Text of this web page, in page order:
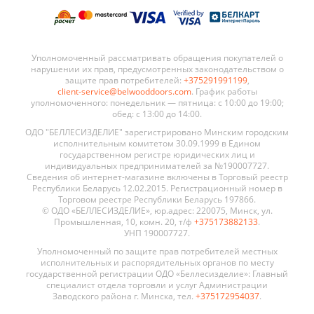
Уполномоченный рассматривать обращения покупателей о
нарушении их прав, предусмотренных законодательством о
защите прав потребителей: +375291991199,
client-service@belwooddoors.com. График работы
уполномоченного: понедельник — пятница: с 10:00 до 19:00;
обед: с 13:00 до 14:00.
ОДО "БЕЛЛЕСИЗДЕЛИЕ" зарегистрировано Минским городским
исполнительным комитетом 30.09.1999 в Едином
государственном регистре юридических лиц и
индивидуальных предпринимателей за №190007727.
Сведения об интернет-магазине включены в Торговый реестр
Республики Беларусь 12.02.2015. Регистрационный номер в
Торговом реестре Республики Беларусь 197866.
© ОДО «БЕЛЛЕСИЗДЕЛИЕ», юр.адрес: 220075, Минск, ул.
Промышленная, 10, комн. 20, т/ф +375173882133.
УНП 190007727.
Уполномоченный по защите прав потребителей местных
исполнительных и распорядительных органов по месту
государственной регистрации ОДО «Беллесизделие»: Главный
специалист отдела торговли и услуг Администрации
Заводского района г. Минска, тел. +375172954037.